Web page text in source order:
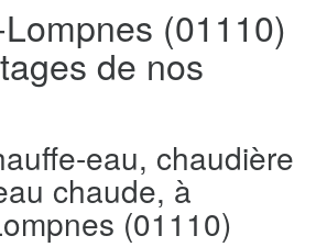
(01110)
de nos
eau, chaudière
chaude, à
(01110)